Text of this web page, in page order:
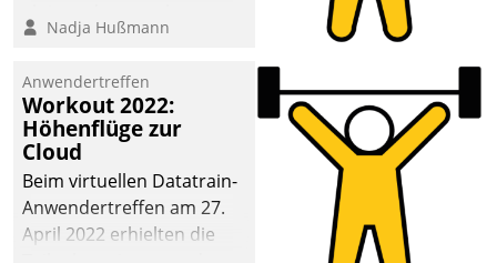
methodisch
Quartier. Dazwischen
zeigte Datatrain, was es
Neues zu bieten hat.
Nadja Hußmann
Anwendertreffen
Workout 2022:
Höhenflüge zur
Cloud
Beim virtuellen Datatrain-
Anwendertreffen am 27.
April 2022 erhielten die